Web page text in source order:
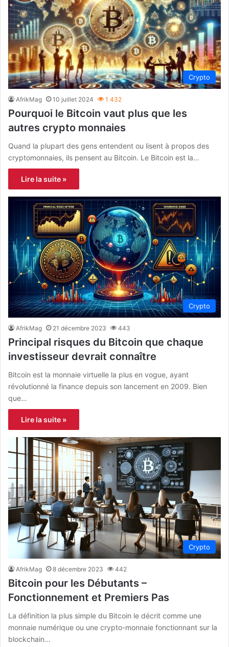
Crypto
AfrikMag 10 juillet 2024 1 432
Pourquoi le Bitcoin vaut plus que les
autres crypto monnaies
Quand la plupart des gens entendent ou lisent à propos des
cryptomonnaies, ils pensent au Bitcoin. Le Bitcoin est la…
Lire la suite »
Crypto
AfrikMag 21 décembre 2023 443
Principal risques du Bitcoin que chaque
investisseur devrait connaître
Bitcoin est la monnaie virtuelle la plus en vogue, ayant
révolutionné la finance depuis son lancement en 2009. Bien
que…
Lire la suite »
Crypto
AfrikMag 8 décembre 2023 442
Bitcoin pour les Débutants –
Fonctionnement et Premiers Pas
La définition la plus simple du Bitcoin le décrit comme une
monnaie numérique ou une crypto-monnaie fonctionnant sur la
blockchain…